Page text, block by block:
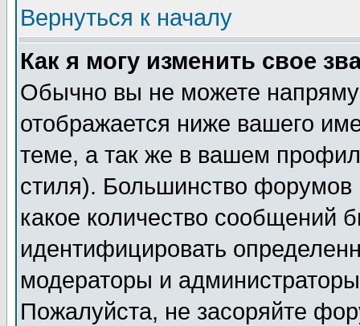
Вернуться к началу
Как я могу изменить свое
Обычно вы не можете
отображается ниже вашего
теме, а так же в вашем
стиля). Большинство форумов
какое количество сообщений
идентифицировать
модераторы и
Пожалуйста, не засоряйте